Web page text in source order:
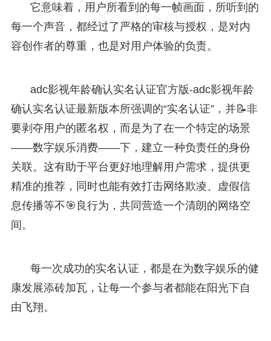
它意味着，用户所看到的每一帧画面，所听到的
每一个声音，都经过了严格的审核与授权，是对内
容创作者的尊重，也是对用户体验的负责。
adc影视年龄确认实名认证官方版-adc影视年龄
确认实名认证最新版本所强调的“实名认证”，并📝非
要剥夺用户的匿名权，而是为了在一个特定的场景
——数字娱乐消费——下，建立一种负责任的身份
关联。这有助于平台更好地理解用户需求，提供更
精准的推荐，同时也能有效打击网络欺凌、虚假信
息传播等不🎯良行为，共同营造一个清朗的网络空
间。
每一次成功的实名认证，都是在为数字娱乐的健
康发展添砖加瓦，让每一个参与者都能在阳光下自
由飞翔。